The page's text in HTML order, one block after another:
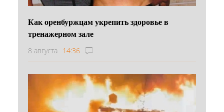
Как оренбуржцам укрепить здоровье в
тренажерном зале
8 августа 14:36